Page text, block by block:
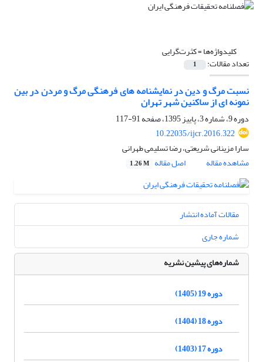
کلیدواژه‌ها =کثرت‌گرایی
تعداد مقالات: 1
نسبت مرگ و دین در نمایشنامه های فرهنگی مرگ و مردن در بین
نمونه ای از ساکنین شهر تهران
دوره 9، شماره 3، پاییز 1395، صفحه
91-117
10.22035/ijcr.2016.322
سارا مزینانی شریعتی، رضا تسلیمی طهرانی
مشاهده مقاله
اصل مقاله 1.26 M
مقالات آماده انتشار
شماره جاری
شماره‌های پیشین نشریه
دوره 19 (1405)
دوره 18 (1404)
دوره 17 (1403)